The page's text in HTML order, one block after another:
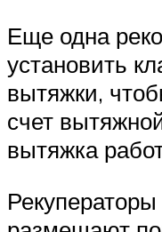
Еще одна
установить
вытяжки,
счет
вытяжка